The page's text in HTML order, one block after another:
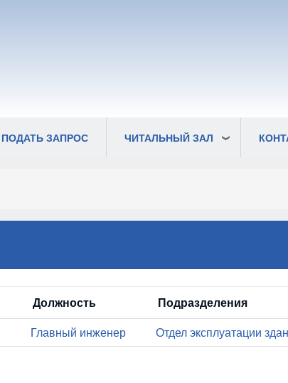
ПОДАТЬ ЗАПРОС ЧИТАЛЬНЫЙ ЗАЛ
Должность
Подразделения
Главный инженер Отдел эксплуатации